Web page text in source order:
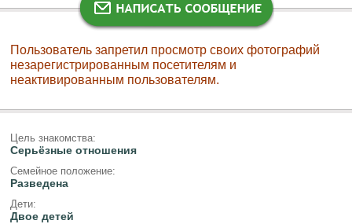
Пользователь запретил просмотр своих фотографий
незарегистрированным посетителям и
неактивированным пользователям.
Цель знакомства:
Серьёзные отношения
Семейное положение:
Разведена
Дети:
Двое детей